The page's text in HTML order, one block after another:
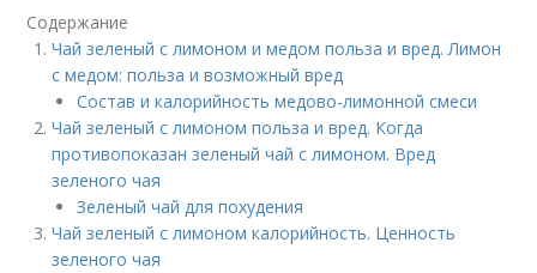
Содержание
Чай зеленый с лимоном и медом польза и вред. Лимон
с медом: польза и возможный вред
Состав и калорийность медово-лимонной смеси
Чай зеленый с лимоном польза и вред. Когда
противопоказан зеленый чай с лимоном. Вред
зеленого чая
Зеленый чай для похудения
Чай зеленый с лимоном калорийность. Ценность
зеленого чая